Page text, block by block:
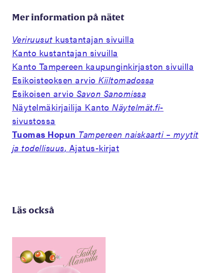
Mer information på nätet
Veriruusut kustantajan sivuilla
Kanto kustantajan sivuilla
Kanto Tampereen kaupunginkirjaston sivuilla
Esikoisteoksen arvioKiiltomadossa
Esikoisen arvio Savon Sanomissa
Näytelmäkirjailija KantoNäytelmät.fi-
sivustossa
Tuomas Hopun Tampereen naiskaarti – myytit
ja todellisuus, Ajatus-kirjat
Läs också